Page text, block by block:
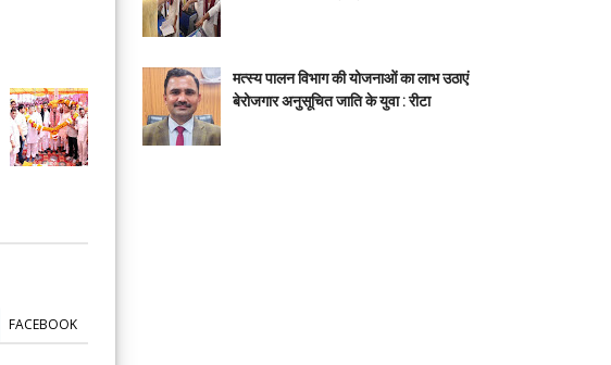
FACEBOOK
मत्स्य पालन विभाग की योजनाओं का लाभ उठाएं
बेरोजगार अनुसूचित जाति के युवा : रीटा